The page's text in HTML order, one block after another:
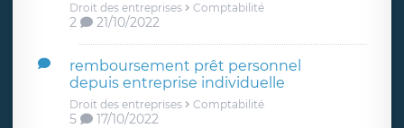
Droit des entreprises Comptabilité
2 21/10/2022
remboursement prêt personnel
depuis entreprise individuelle
Droit des entreprises Comptabilité
5 17/10/2022